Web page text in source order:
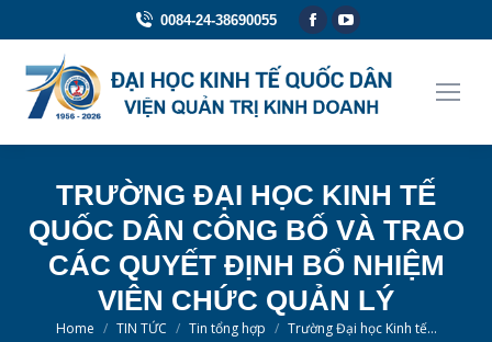
0084-24-38690055
Facebook
opens
in
YouTube
opens
in
TRƯỜNG ĐẠI HỌC KINH TẾ
QUỐC DÂN CÔNG BỐ VÀ TRAO
CÁC QUYẾT ĐỊNH BỔ NHIỆM
VIÊN CHỨC QUẢN LÝ
You are here:
Home TIN TỨC Tin tổng hợp Trường Đại học Kinh tế…